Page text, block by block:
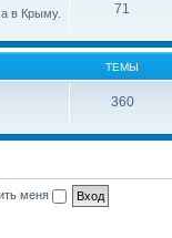
в Крыму.
71
ТЕМЫ
360
меня